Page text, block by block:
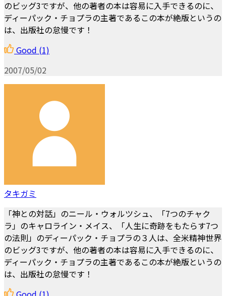
のビッグ3ですが、他の著者の本は容易に入手できるのに、
ディーパック・チョプラの主著であるこの本が絶版というの
は、出版社の怠慢です！
Good (1)
2007/05/02
タキガミ
「神との対話」のニール・ウォルツシュ、「7つのチャク
ラ」のキャロライン・メイス、「人生に奇跡をもたらす7つ
の法則」のディーパック・チョプラの３人は、全米精神世界
のビッグ3ですが、他の著者の本は容易に入手できるのに、
ディーパック・チョプラの主著であるこの本が絶版というの
は、出版社の怠慢です！